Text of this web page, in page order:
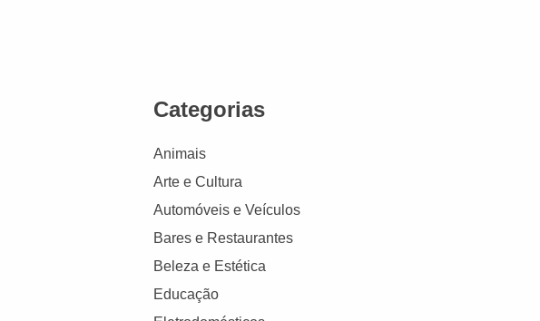
Categorias
Animais
Arte e Cultura
Automóveis e Veículos
Bares e Restaurantes
Beleza e Estética
Educação